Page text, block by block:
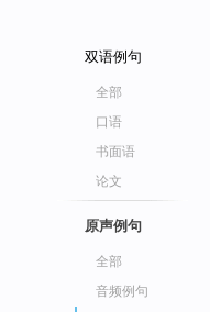
双语例句
全部
口语
书面语
论文
原声例句
全部
音频例句